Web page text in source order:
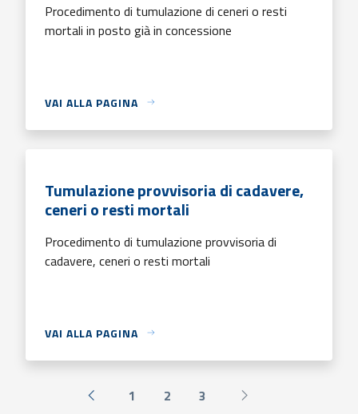
Procedimento di tumulazione di ceneri o resti
mortali in posto già in concessione
VAI ALLA PAGINA
Tumulazione provvisoria di cadavere,
ceneri o resti mortali
Procedimento di tumulazione provvisoria di
cadavere, ceneri o resti mortali
VAI ALLA PAGINA
« Precedente
1 2 3 Successiva »